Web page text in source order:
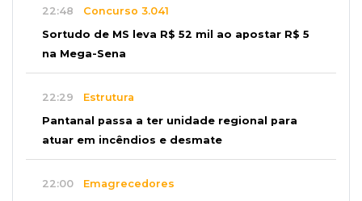
22:48 Concurso 3.041
Sortudo de MS leva R$ 52 mil ao apostar R$ 5
na Mega-Sena
22:29 Estrutura
Pantanal passa a ter unidade regional para
atuar em incêndios e desmate
22:00 Emagrecedores